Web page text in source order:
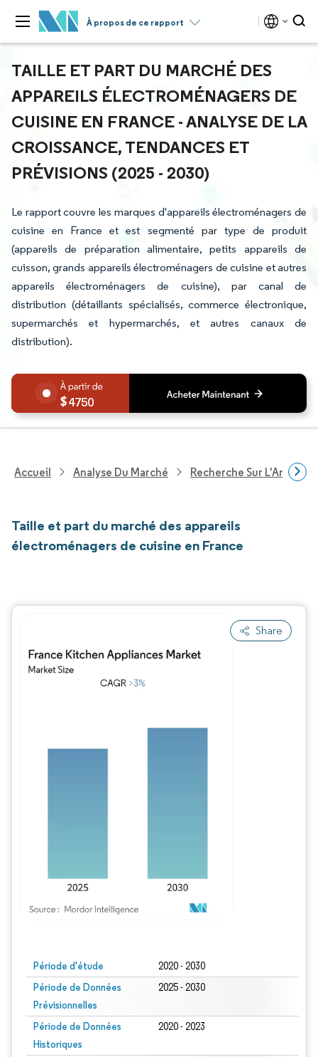
À propos de ce rapport
TAILLE ET PART DU MARCHÉ DES
APPAREILS ÉLECTROMÉNAGERS DE
CUISINE EN FRANCE - ANALYSE DE LA
CROISSANCE, TENDANCES ET
PRÉVISIONS (2025 - 2030)
Le rapport couvre les marques d'appareils électroménagers de
cuisine en France et est segmenté par type de produit
(appareils de préparation alimentaire, petits appareils de
cuisson, grands appareils électroménagers de cuisine et autres
appareils électroménagers de cuisine), par canal de
distribution (détaillants spécialisés, commerce électronique,
supermarchés et hypermarchés, et autres canaux de
distribution).
4750
Accueil Analyse Du Marché Recherche Sur
Taille et part du marché des appareils
électroménagers de cuisine en France
Share
Période d'étude 2020 - 2030
Période de Données
Prévisionnelles
2025 - 2030
Période de Données
Historiques
2020 - 2023